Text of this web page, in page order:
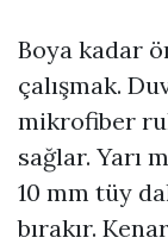
Boya kadar
çalışmak.
mikrofiber
sağlar. Yarı
10 mm tüy
bırakır.